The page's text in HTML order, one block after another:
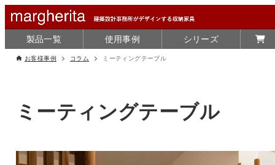
製品一覧 使用事例 シリーズ
お客様事例 コラム ミーティングテーブル
ミーティングテーブル